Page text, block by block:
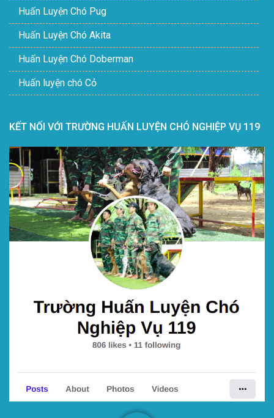
Huấn Luyện Chó Pug
Huấn Luyện Chó Akita
Huấn Luyện Chó Doberman
Huấn luyện chó Cỏ
KẾT NỐI VỚI TRƯỜNG HUẤN LUYỆN CHÓ NGHIỆP VỤ 119